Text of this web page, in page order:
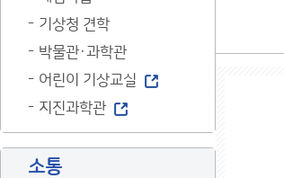
기상청 견학
박물관·과학관
어린이 기상교실
지진과학관
소통